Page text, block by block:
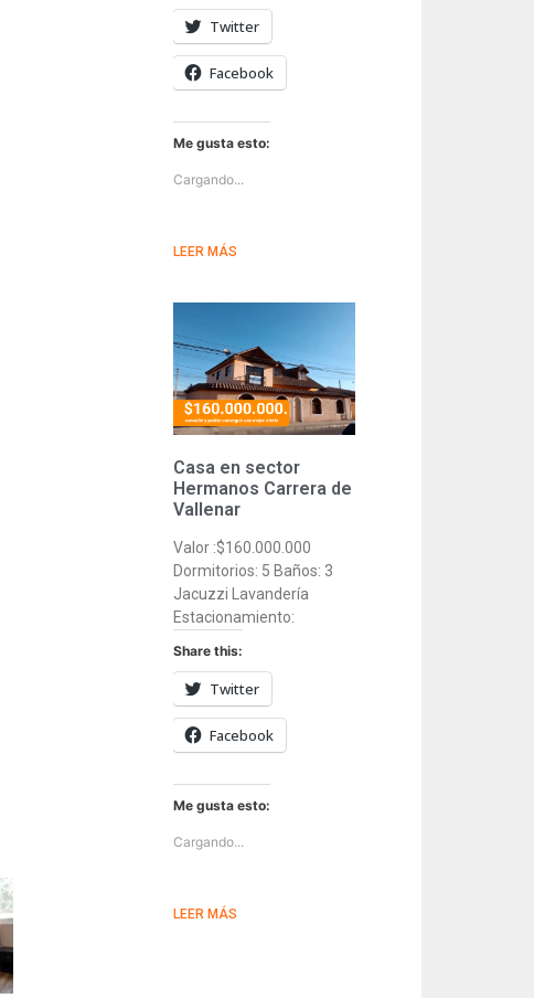
Twitter
Facebook
Me gusta esto:
Cargando...
LEER MÁS
Casa en sector
Hermanos Carrera de
Vallenar
Valor :$160.000.000
Dormitorios: 5 Baños: 3
Jacuzzi Lavandería
Estacionamiento:
Share this:
Twitter
Facebook
Me gusta esto:
Cargando...
LEER MÁS